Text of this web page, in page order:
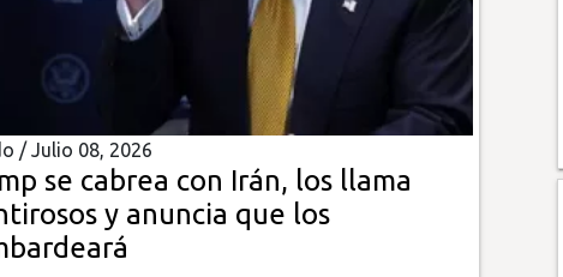
/Julio 08, 2026
se cabrea con Irán, los llama
y anuncia que los